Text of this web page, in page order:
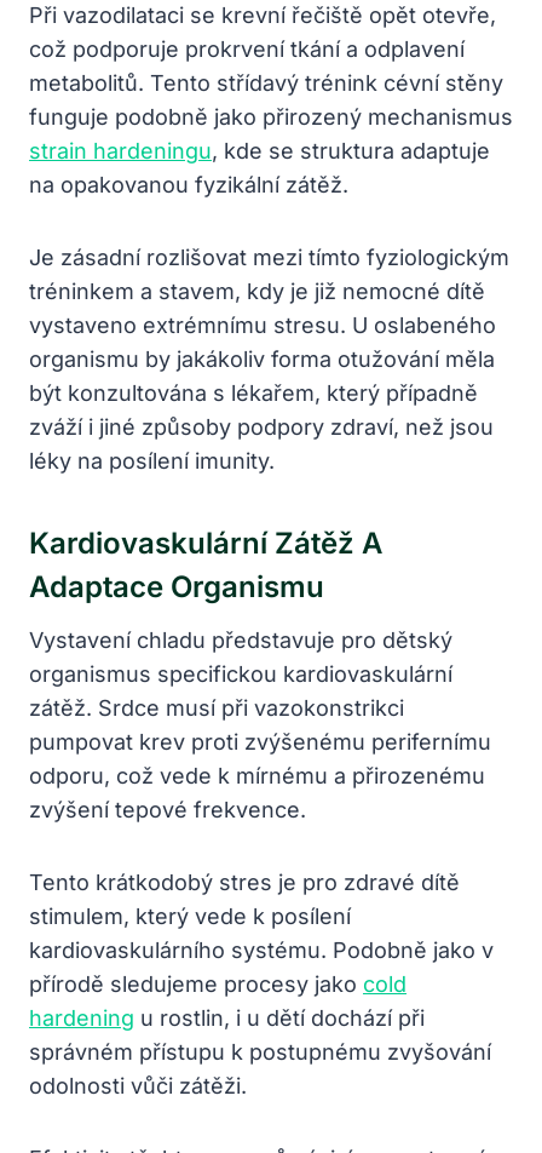
Při vazodilataci se krevní řečiště opět otevře,
což podporuje prokrvení tkání a odplavení
metabolitů. Tento střídavý trénink cévní stěny
funguje podobně jako přirozený mechanismus
strain hardeningu, kde se struktura adaptuje
na opakovanou fyzikální zátěž.
Je zásadní rozlišovat mezi tímto fyziologickým
tréninkem a stavem, kdy je již nemocné dítě
vystaveno extrémnímu stresu. U oslabeného
organismu by jakákoliv forma otužování měla
být konzultována s lékařem, který případně
zváží i jiné způsoby podpory zdraví, než jsou
léky na posílení imunity.
Kardiovaskulární Zátěž A
Adaptace Organismu
Vystavení chladu představuje pro dětský
organismus specifickou kardiovaskulární
zátěž. Srdce musí při vazokonstrikci
pumpovat krev proti zvýšenému perifernímu
odporu, což vede k mírnému a přirozenému
zvýšení tepové frekvence.
Tento krátkodobý stres je pro zdravé dítě
stimulem, který vede k posílení
kardiovaskulárního systému. Podobně jako v
přírodě sledujeme procesy jako cold
hardening u rostlin, i u dětí dochází při
správném přístupu k postupnému zvyšování
odolnosti vůči zátěži.